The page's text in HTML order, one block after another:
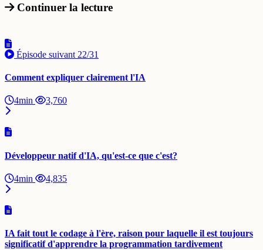
Continuer la lecture
Épisode suivant 22/31
Comment expliquer clairement l'IA
4min 3,760
Développeur natif d'IA, qu'est-ce que c'est?
4min 4,835
IA fait tout le codage à l'ère, raison pour laquelle il est toujours
significatif d'apprendre la programmation tardivement